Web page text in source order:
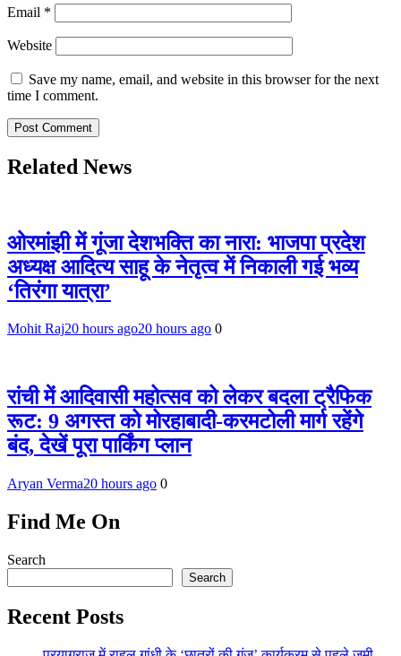
Email *
Website
Save my name, email, and website in this browser for the next
time I comment.
Related News
ओरमांझी में गूंजा देशभक्ति का नारा: भाजपा प्रदेश
अध्यक्ष आदित्य साहू के नेतृत्व में निकाली गई भव्य
‘तिरंगा यात्रा’
Mohit Raj20 hours ago20 hours ago 0
रांची में आदिवासी महोत्सव को लेकर बदला ट्रैफिक
रूट: 9 अगस्त को मोरहाबादी-करमटोली मार्ग रहेंगे
बंद, देखें पूरा पार्किंग प्लान
Aryan Verma20 hours ago 0
Find Me On
Search
Search
Recent Posts